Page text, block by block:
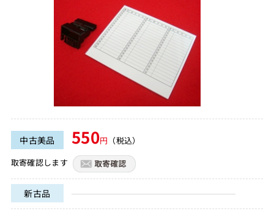
中古美品 550円 （税込）
取寄確認します
新古品